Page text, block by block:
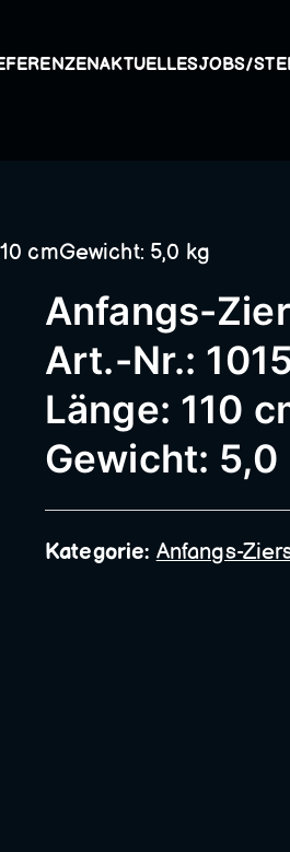
AKTUELLESJOBS/
cmGewicht: 5,0 kg
Anfangs-
Art.-Nr.:
Länge: 110
Gewicht: 5,0
Kategorie: Anfangs-